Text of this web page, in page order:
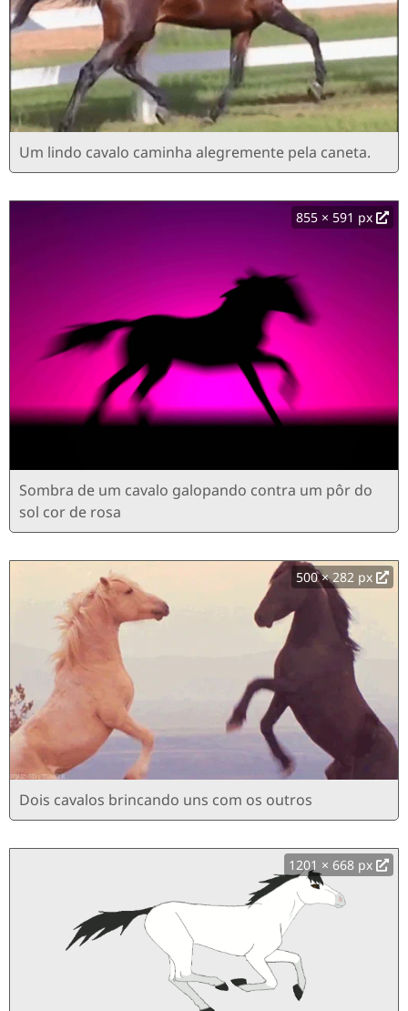
Um lindo cavalo caminha alegremente pela caneta.
855 × 591 px
Sombra de um cavalo galopando contra um pôr do
sol cor de rosa
500 × 282 px
Dois cavalos brincando uns com os outros
1201 × 668 px